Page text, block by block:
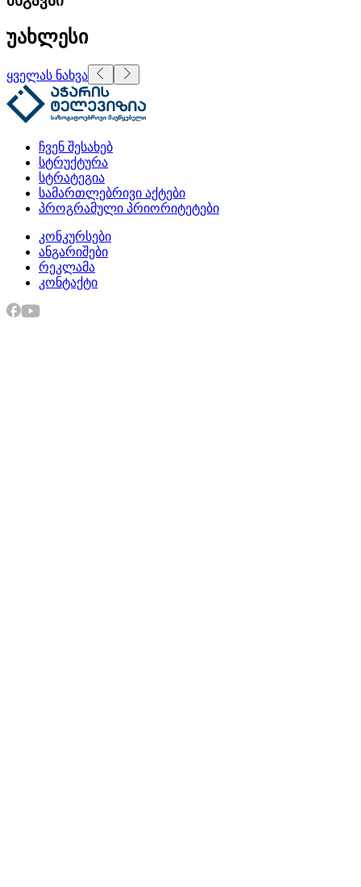
უახლესი
ყველას ნახვა
ჩვენ შესახებ
სტრუქტურა
სტრატეგია
სამართლებრივი აქტები
პროგრამული პრიორიტეტები
კონკურსები
ანგარიშები
რეკლამა
კონტაქტი